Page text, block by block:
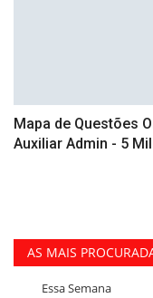
Mapa de Questões
Auxiliar Admin - 5
AS MAIS
Essa Semana